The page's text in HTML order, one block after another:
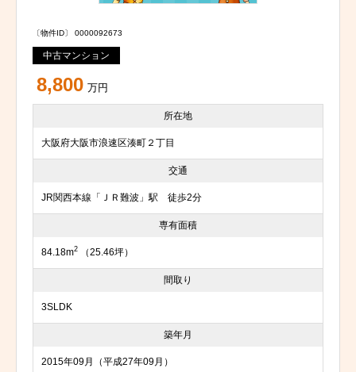
〔物件ID〕 0000092673
中古マンション
8,800 万円
所在地
大阪府大阪市浪速区湊町２丁目
交通
JR関西本線「ＪＲ難波」駅 徒歩2分
専有面積
84.18m2 （25.46坪）
間取り
3SLDK
築年月
2015年09月（平成27年09月）